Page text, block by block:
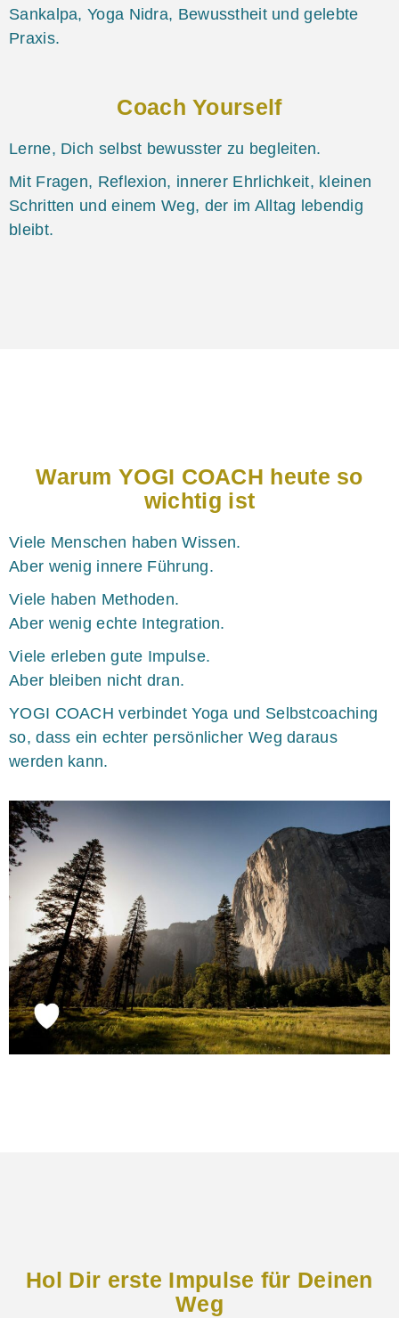
Sankalpa, Yoga Nidra, Bewusstheit und gelebte
Praxis.
Coach Yourself
Lerne, Dich selbst bewusster zu begleiten.
Mit Fragen, Reflexion, innerer Ehrlichkeit, kleinen
Schritten und einem Weg, der im Alltag lebendig
bleibt.
Warum YOGI COACH heute so
wichtig ist
Viele Menschen haben Wissen.
Aber wenig innere Führung.
Viele haben Methoden.
Aber wenig echte Integration.
Viele erleben gute Impulse.
Aber bleiben nicht dran.
YOGI COACH verbindet Yoga und Selbstcoaching
so, dass ein echter persönlicher Weg daraus
werden kann.
Hol Dir erste Impulse für Deinen
Weg